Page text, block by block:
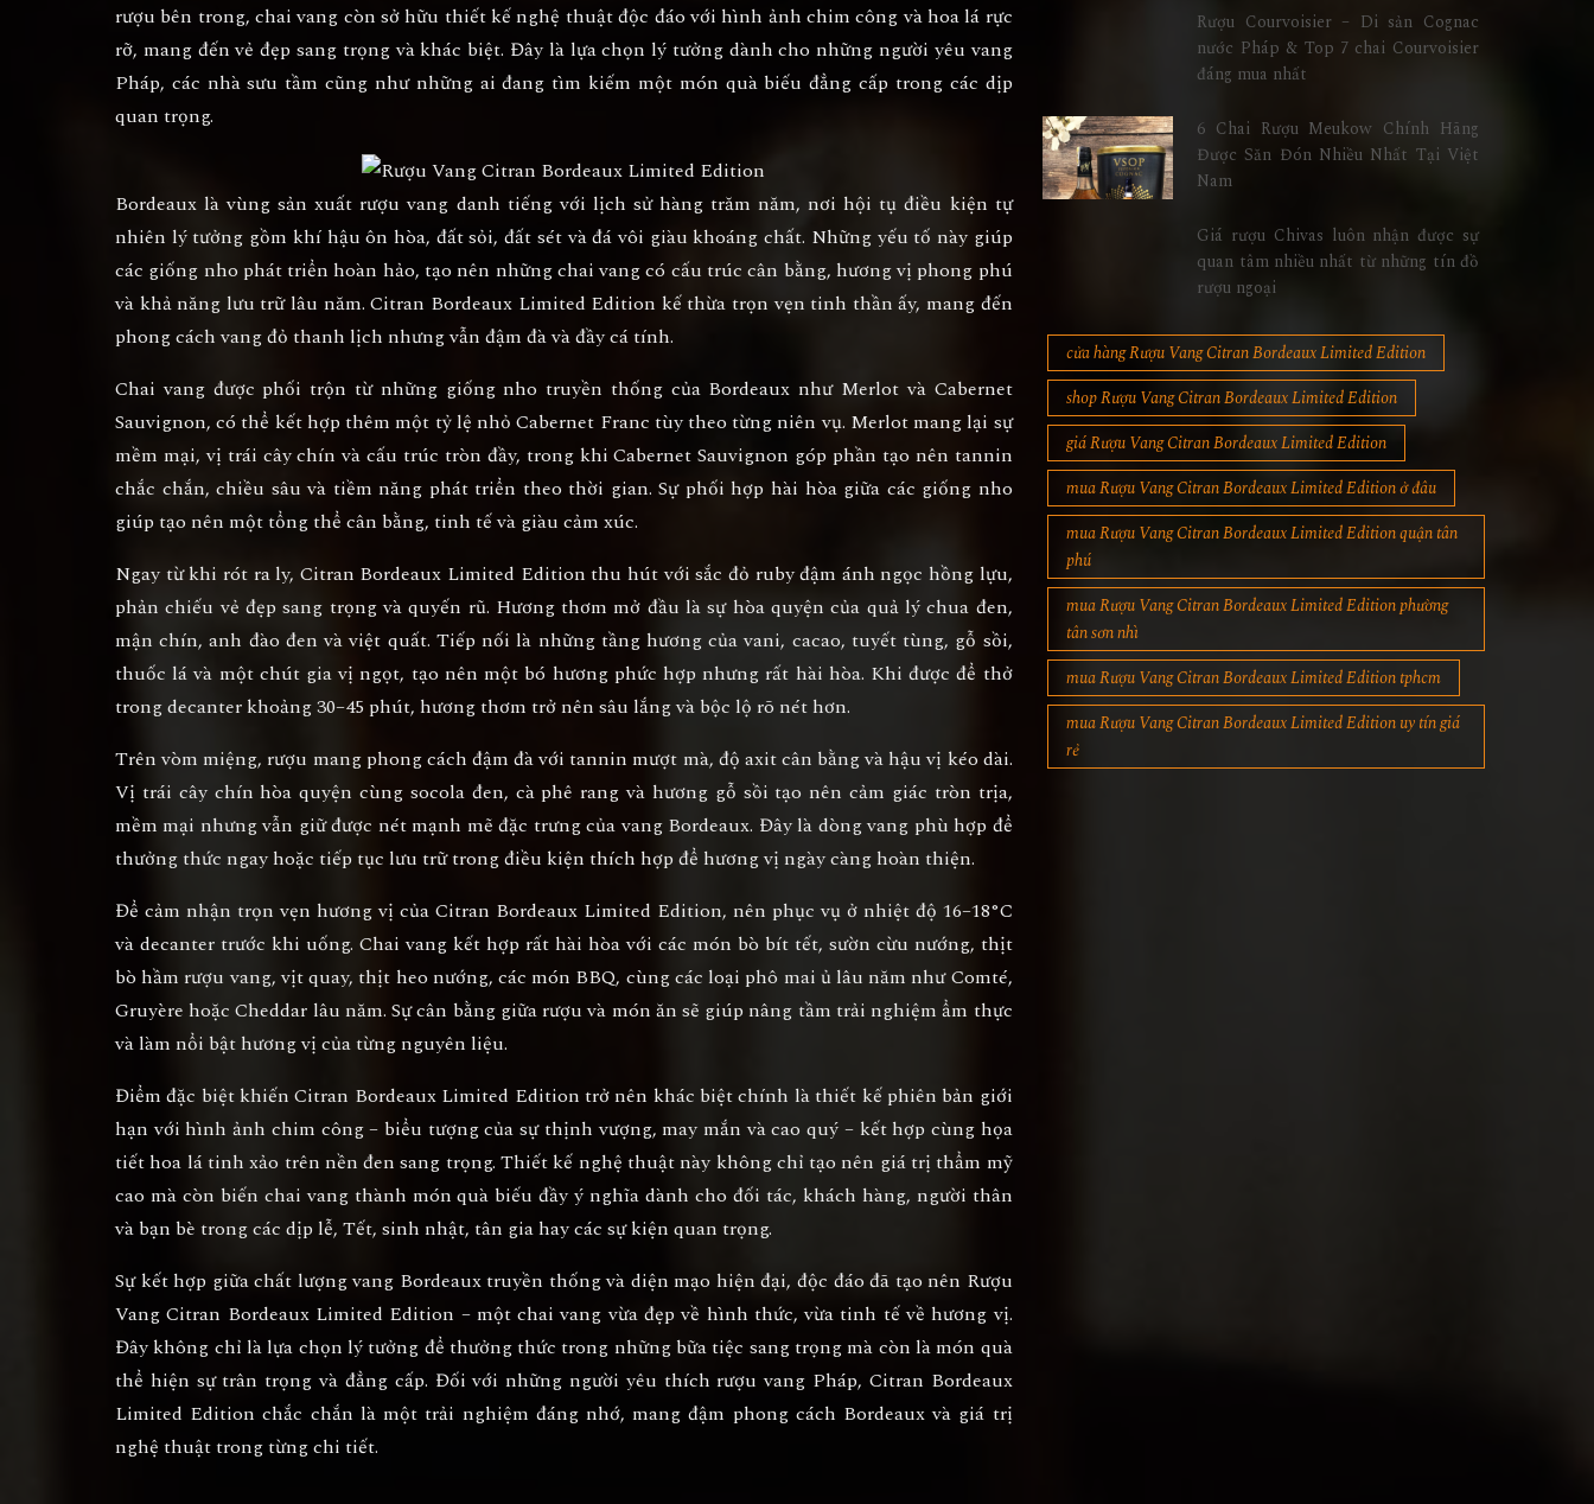
rượu bên trong, chai vang còn sở hữu thiết kế nghệ thuật độc đáo với hình ảnh chim công và hoa lá rực
rỡ, mang đến vẻ đẹp sang trọng và khác biệt. Đây là lựa chọn lý tưởng dành cho những người yêu vang
Pháp, các nhà sưu tầm cũng như những ai đang tìm kiếm một món quà biếu đẳng cấp trong các dịp
quan trọng.
Bordeaux là vùng sản xuất rượu vang danh tiếng với lịch sử hàng trăm năm, nơi hội tụ điều kiện tự
nhiên lý tưởng gồm khí hậu ôn hòa, đất sỏi, đất sét và đá vôi giàu khoáng chất. Những yếu tố này giúp
các giống nho phát triển hoàn hảo, tạo nên những chai vang có cấu trúc cân bằng, hương vị phong phú
và khả năng lưu trữ lâu năm.Citran Bordeaux Limited Edition kế thừa trọn vẹn tinh thần ấy, mang đến
phong cách vang đỏ thanh lịch nhưng vẫn đậm đà và đầy cá tính.
Chai vang được phối trộn từ những giống nho truyền thống của Bordeaux như Merlot và Cabernet
Sauvignon, có thể kết hợp thêm một tỷ lệ nhỏCabernet Franc tùy theo từng niên vụ. Merlot mang lại sự
mềm mại, vị trái cây chín và cấu trúc tròn đầy, trong khi Cabernet Sauvignon góp phần tạo nên tannin
chắc chắn, chiều sâu và tiềm năng phát triển theo thời gian. Sự phối hợp hài hòa giữa các giống nho
giúp tạo nên một tổng thể cân bằng, tinh tế và giàu cảm xúc.
Ngay từ khi rót ra ly, Citran Bordeaux Limited Edition thu hút với sắc đỏ ruby đậm ánh ngọc hồng lựu,
phản chiếu vẻ đẹp sang trọng và quyến rũ. Hương thơm mở đầu là sự hòa quyện của quả lý chua đen,
mận chín, anh đào đen và việt quất. Tiếp nối là những tầng hương của vani, cacao, tuyết tùng, gỗ sồi,
thuốc lá và một chút gia vị ngọt, tạo nên một bó hương phức hợp nhưng rất hài hòa. Khi được để thở
trong decanter khoảng30–45 phút, hương thơm trở nên sâu lắng và bộc lộ rõ nét hơn.
Trên vòm miệng, rượu mang phong cách đậm đà với tannin mượt mà, độ axit cân bằng và hậu vị kéo dài.
Vị trái cây chín hòa quyện cùng socola đen, cà phê rang và hương gỗ sồi tạo nên cảm giác tròn trịa,
mềm mại nhưng vẫn giữ được nét mạnh mẽ đặc trưng của vang Bordeaux. Đây là dòng vang phù hợp để
thưởng thức ngay hoặc tiếp tục lưu trữ trong điều kiện thích hợp để hương vị ngày càng hoàn thiện.
Để cảm nhận trọn vẹn hương vị của Citran Bordeaux Limited Edition, nên phục vụ ở nhiệt độ 16–18°C
và decanter trước khi uống. Chai vang kết hợp rất hài hòa với các món bò bít tết, sườn cừu nướng, thịt
bò hầm rượu vang, vịt quay, thịt heo nướng, các món BBQ, cùng các loại phô mai ủ lâu năm như Comté,
Gruyère hoặc Cheddar lâu năm. Sự cân bằng giữa rượu và món ăn sẽ giúp nâng tầm trải nghiệm ẩm thực
và làm nổi bật hương vị của từng nguyên liệu.
Điểm đặc biệt khiếnCitran Bordeaux Limited Edition trở nên khác biệt chính là thiết kế phiên bản giới
hạn với hình ảnh chim công– biểu tượng của sự thịnh vượng, may mắn và cao quý – kết hợp cùng họa
tiết hoa lá tinh xảo trên nền đen sang trọng. Thiết kế nghệ thuật này không chỉ tạo nên giá trị thẩm mỹ
cao mà còn biến chai vang thành món quà biếu đầy ý nghĩa dành cho đối tác, khách hàng, người thân
và bạn bè trong các dịp lễ, Tết, sinh nhật, tân gia hay các sự kiện quan trọng.
Sự kết hợp giữa chất lượng vang Bordeaux truyền thống và diện mạo hiện đại, độc đáo đã tạo nên Rượu
Vang Citran Bordeaux Limited Edition – một chai vang vừa đẹp về hình thức, vừa tinh tế về hương vị.
Đây không chỉ là lựa chọn lý tưởng để thưởng thức trong những bữa tiệc sang trọng mà còn là món quà
thể hiện sự trân trọng và đẳng cấp. Đối với những người yêu thích rượu vang Pháp, Citran Bordeaux
Limited Edition chắc chắn là một trải nghiệm đáng nhớ, mang đậm phong cách Bordeaux và giá trị
nghệ thuật trong từng chi tiết.
Rượu Courvoisier – Di sản Cognac
nước Pháp & Top 7 chai Courvoisier
đáng mua nhất
6 Chai Rượu Meukow Chính Hãng
Được Săn Đón Nhiều Nhất Tại Việt
Nam
Giá rượu Chivas luôn nhận được sự
quan tâm nhiều nhất từ những tín đồ
rượu ngoại
cửa hàng Rượu Vang Citran Bordeaux Limited Edition
shop Rượu Vang Citran Bordeaux Limited Edition
giá Rượu Vang Citran Bordeaux Limited Edition
mua Rượu Vang Citran Bordeaux Limited Edition ở đâu
mua Rượu Vang Citran Bordeaux Limited Edition quận tân
phú
mua Rượu Vang Citran Bordeaux Limited Edition phường
tân sơn nhì
mua Rượu Vang Citran Bordeaux Limited Edition tphcm
mua Rượu Vang Citran Bordeaux Limited Edition uy tín giá
rẻ